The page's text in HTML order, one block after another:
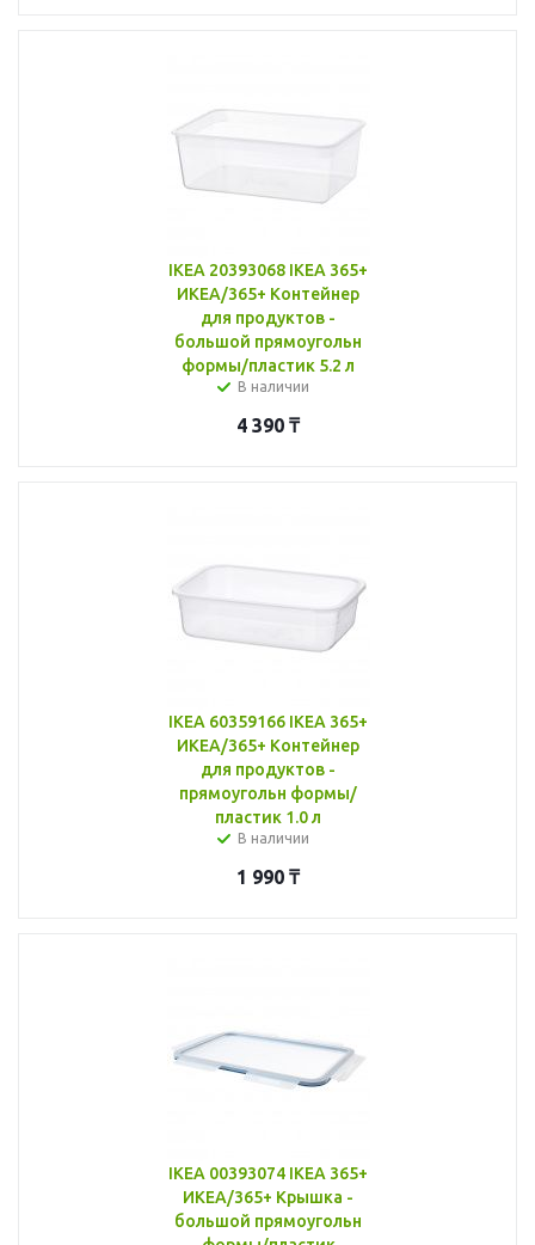
IKEA 20393068 IKEA 365+
ИКЕА/365+ Контейнер
для продуктов -
большой прямоугольн
формы/пластик 5.2 л
В наличии
4 390 ₸
IKEA 60359166 IKEA 365+
ИКЕА/365+ Контейнер
для продуктов -
прямоугольн формы/
пластик 1.0 л
В наличии
1 990 ₸
IKEA 00393074 IKEA 365+
ИКЕА/365+ Крышка -
большой прямоугольн